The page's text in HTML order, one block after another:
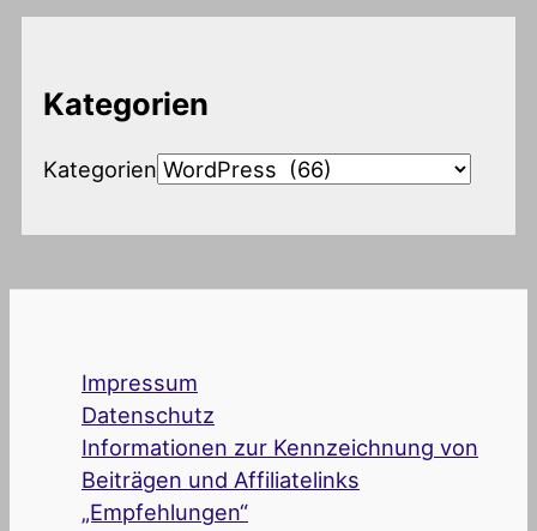
Kategorien
Kategorien
Impressum
Datenschutz
Informationen zur Kennzeichnung von
Beiträgen und Affiliatelinks
„Empfehlungen“